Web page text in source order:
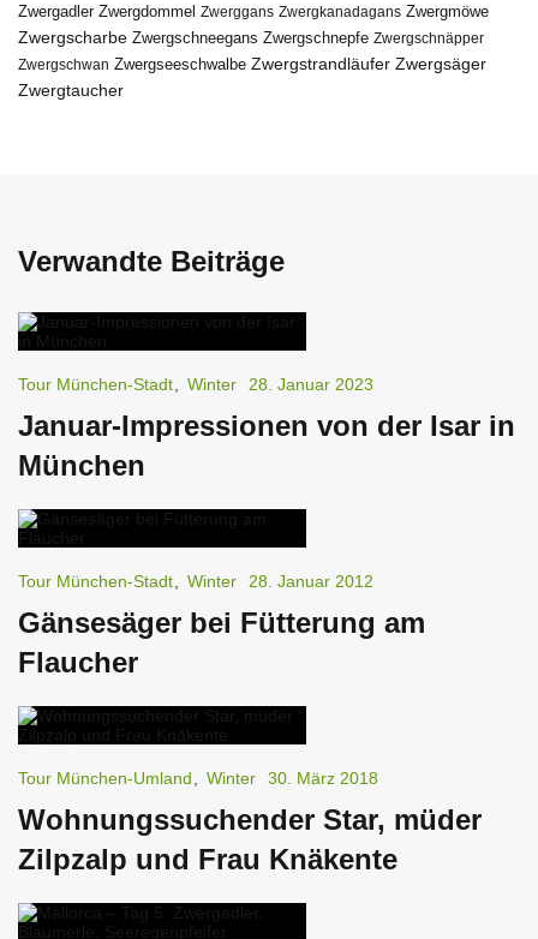
Zwergadler Zwergdommel Zwerggans Zwergkanadagans Zwergmöwe
Zwergscharbe Zwergschneegans Zwergschnepfe Zwergschnäpper
Zwergschwan Zwergseeschwalbe Zwergstrandläufer Zwergsäger
Zwergtaucher
Verwandte Beiträge
Tour München-Stadt Winter 28. Januar 2023
Januar-Impressionen von der Isar in
München
Tour München-Stadt Winter 28. Januar 2012
Gänsesäger bei Fütterung am
Flaucher
Tour München-Umland Winter 30. März 2018
Wohnungssuchender Star, müder
Zilpzalp und Frau Knäkente